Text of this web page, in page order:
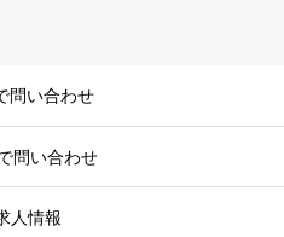
問い合わせ
問い合わせ
人情報